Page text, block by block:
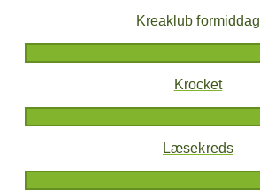
Kreaklub formiddag
Krocket
Læsekreds